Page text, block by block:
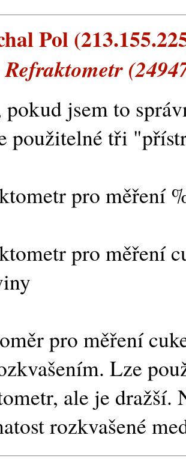
Pol
pokud jsem to
použitelné tři
pro měření
pro měření
pro měření
Lze
ale je dražší.
rozkvašené